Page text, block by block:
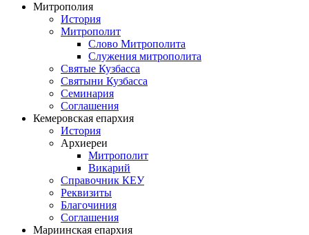
Митрополия
История
Митрополит
Слово Митрополита
Служения митрополита
Святые Кузбасса
Святыни Кузбасса
Семинария
Соглашения
Кемеровская епархия
История
Архиереи
Митрополит
Викарий
Справочник КЕУ
Реквизиты
Благочиния
Соглашения
Мариинская епархия